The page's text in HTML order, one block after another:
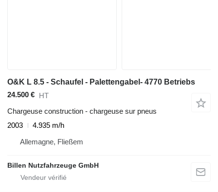
O&K L 8.5 - Schaufel - Palettengabel- 4770 Betriebs
24.500 € HT
Chargeuse construction - chargeuse sur pneus
2003
4.935 m/h
Allemagne, Fließem
Billen Nutzfahrzeuge GmbH